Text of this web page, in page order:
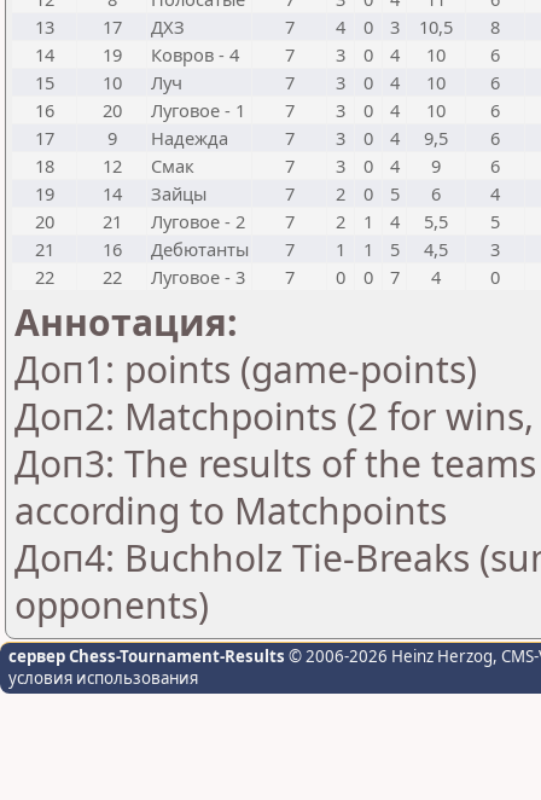
13
17 ДХЗ 7 4 0 3 10,5
8
14
19 Ковров - 4 7 3 0 4 10
6
15
10 Луч 7 3 0 4 10
6
16
20 Луговое - 1 7 3 0 4 10
6
17
9 Надежда 7 3 0 4 9,5
6
18
12 Смак 7 3 0 4 9
6
19
14 Зайцы 7 2 0 5 6
4
20
21 Луговое - 2 7 2 1 4 5,5
5
21
16 Дебютанты 7 1 1 5 4,5
3
22
22 Луговое - 3 7 0 0 7 4 0
Аннотация:
Доп1: points (game-points)
Доп2: Matchpoints (2 for
Доп3: The results of the
according to Matchpoints
Доп4: Buchholz Tie-Breaks
opponents)
сервер Chess-Tournament-Results © 2006-2026 Heinz Herzog,
условия использования